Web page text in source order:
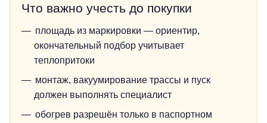
Что важно учесть до покупки
площадь из маркировки — ориентир,
окончательный подбор учитывает
теплопритоки
монтаж, вакуумирование трассы и пуск
должен выполнять специалист
обогрев разрешён только в паспортном